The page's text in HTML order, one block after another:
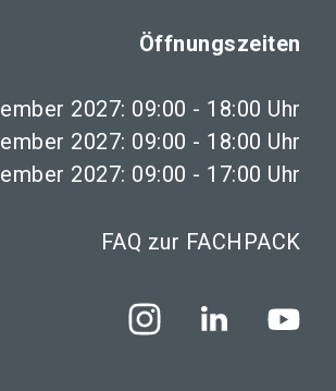
Öffnungszeiten
2027: 09:00 - 18:00 Uhr
2027: 09:00 - 18:00 Uhr
2027: 09:00 - 17:00 Uhr
FAQ zur FACHPACK